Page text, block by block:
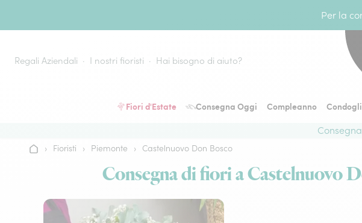
Per la
Regali Aziendali I nostri fioristi Hai bisogno di aiuto?
Fiori d'Estate Consegna Oggi Compleanno
Home› Fioristi › Piemonte › Castelnuovo Don Bosco
Consegna di fiori a Castelnuovo